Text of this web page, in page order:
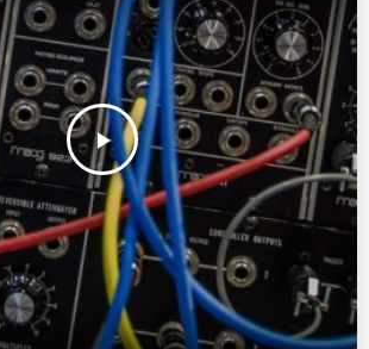
play_arrow